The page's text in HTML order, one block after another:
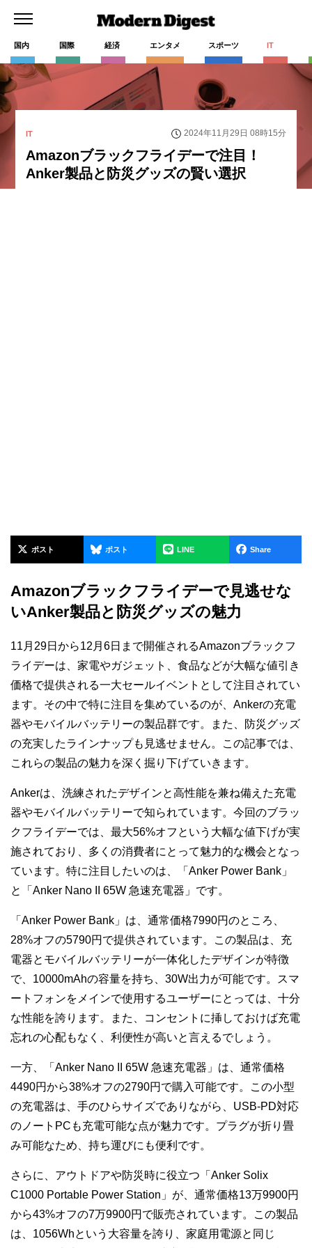
国内 国際 経済 エンタメ スポーツ IT
IT 2024年11月29日 08時15分
Amazonブラックフライデーで注目！
Anker製品と防災グッズの賢い選択
ポスト ポスト LINE Share
Amazonブラックフライデーで見逃せな
いAnker製品と防災グッズの魅力
11月29日から12月6日まで開催されるAmazonブラックフ
ライデーは、家電やガジェット、食品などが大幅な値引き
価格で提供される一大セールイベントとして注目されてい
ます。その中で特に注目を集めているのが、Ankerの充電
器やモバイルバッテリーの製品群です。また、防災グッズ
の充実したラインナップも見逃せません。この記事では、
これらの製品の魅力を深く掘り下げていきます。
Ankerは、洗練されたデザインと高性能を兼ね備えた充電
器やモバイルバッテリーで知られています。今回のブラッ
クフライデーでは、最大56%オフという大幅な値下げが実
施されており、多くの消費者にとって魅力的な機会となっ
ています。特に注目したいのは、「Anker Power Bank」
と「Anker Nano II 65W 急速充電器」です。
「Anker Power Bank」は、通常価格7990円のところ、
28%オフの5790円で提供されています。この製品は、充
電器とモバイルバッテリーが一体化したデザインが特徴
で、10000mAhの容量を持ち、30W出力が可能です。スマ
ートフォンをメインで使用するユーザーにとっては、十分
な性能を誇ります。また、コンセントに挿しておけば充電
忘れの心配もなく、利便性が高いと言えるでしょう。
一方、「Anker Nano II 65W 急速充電器」は、通常価格
4490円から38%オフの2790円で購入可能です。この小型
の充電器は、手のひらサイズでありながら、USB-PD対応
のノートPCも充電可能な点が魅力です。プラグが折り畳
み可能なため、持ち運びにも便利です。
さらに、アウトドアや防災時に役立つ「Anker Solix
C1000 Portable Power Station」が、通常価格13万9900円
から43%オフの7万9900円で販売されています。この製品
は、1056Whという大容量を誇り、家庭用電源と同じ